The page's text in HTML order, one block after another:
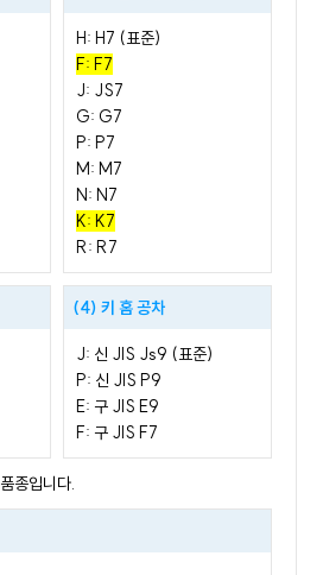
H: H7 (표준)
F: F7
J: JS7
G: G7
P: P7
M: M7
N: N7
K: K7
R: R7
(4) 키 홈 공차
J: 신 JIS Js9 (표준)
P: 신 JIS P9
E: 구 JIS E9
F: 구 JIS F7
종입니다.